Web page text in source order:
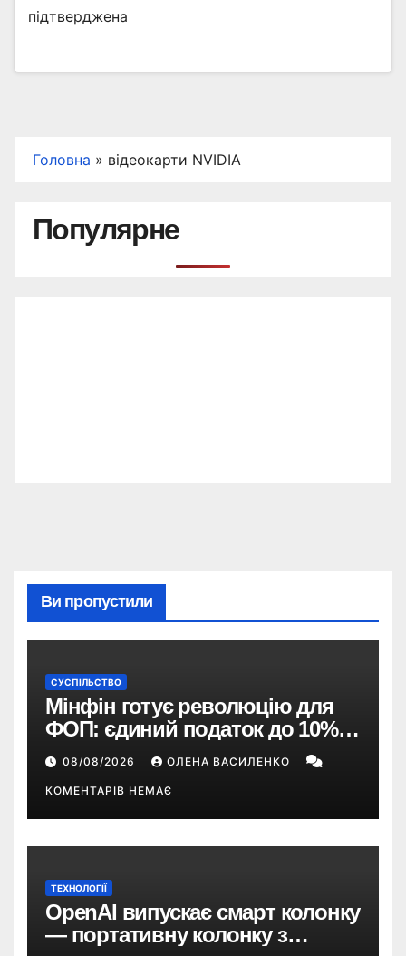
підтверджена
Головна » відеокарти NVIDIA
Популярне
Ви пропустили
СУСПІЛЬСТВО
Мінфін готує революцію для
ФОП: єдиний податок до 10%,
ПДВ з 2028 року та перегляд 2-ї
групи
08/08/2026 ОЛЕНА ВАСИЛЕНКО
КОМЕНТАРІВ НЕМАЄ
ТЕХНОЛОГІЇ
OpenAI випускає смарт колонку
— портативну колонку з